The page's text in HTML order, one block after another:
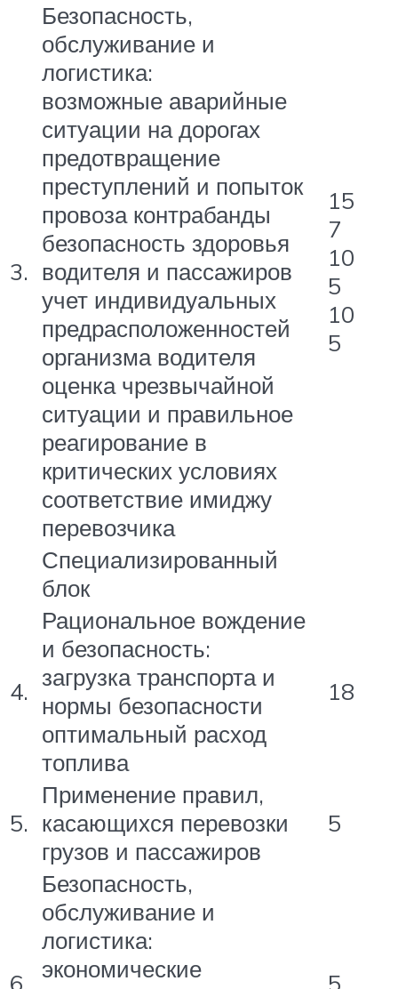
3.
Безопасность,
обслуживание и
логистика:
возможные аварийные
ситуации на дорогах
предотвращение
преступлений и попыток
провоза контрабанды
безопасность здоровья
водителя и пассажиров
учет индивидуальных
предрасположенностей
организма водителя
оценка чрезвычайной
ситуации и правильное
реагирование в
критических условиях
соответствие имиджу
перевозчика
15
7
10
5
10
5
Специализированный
блок
4.
Рациональное вождение
и безопасность:
загрузка транспорта и
нормы безопасности
оптимальный расход
топлива
18
5.
Применение правил,
касающихся перевозки
грузов и пассажиров
5
6.
Безопасность,
обслуживание и
логистика:
экономические
5